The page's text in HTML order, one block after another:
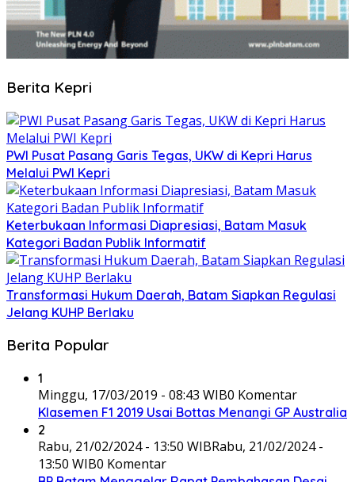
Berita Kepri
PWI Pusat Pasang Garis Tegas, UKW di Kepri Harus
Melalui PWI Kepri
Keterbukaan Informasi Diapresiasi, Batam Masuk
Kategori Badan Publik Informatif
Transformasi Hukum Daerah, Batam Siapkan Regulasi
Jelang KUHP Berlaku
Berita Popular
1
Minggu, 17/03/2019 - 08:43 WIB0 Komentar
Klasemen F1 2019 Usai Bottas Menangi GP Australia
2
Rabu, 21/02/2024 - 13:50 WIBRabu, 21/02/2024 -
13:50 WIB0 Komentar